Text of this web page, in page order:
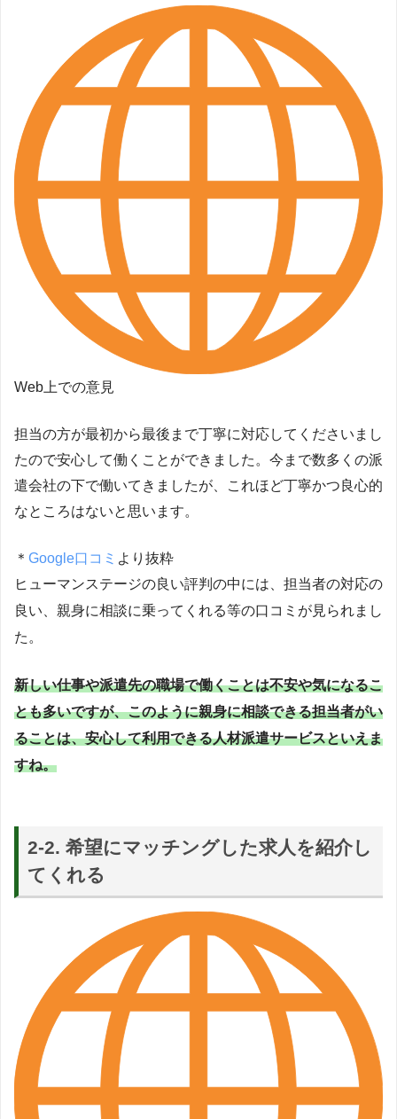
Web上での意見
担当の方が最初から最後まで丁寧に対応してくださいまし
たので安心して働くことができました。今まで数多くの派
遣会社の下で働いてきましたが、これほど丁寧かつ良心的
なところはないと思います。
＊ Google口コミ より抜粋
ヒューマンステージの良い評判の中には、担当者の対応の
良い、親身に相談に乗ってくれる等の口コミが見られまし
た。
新しい仕事や派遣先の職場で働くことは不安や気になるこ
とも多いですが、このように親身に相談できる担当者がい
ることは、安心して利用できる人材派遣サービスといえま
すね。
2-2. 希望にマッチングした求人を紹介し
てくれる